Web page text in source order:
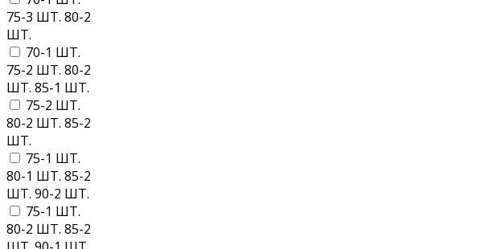
75-3 ШТ. 80-2
ШТ.
70-1 ШТ.
75-2 ШТ. 80-2
ШТ. 85-1 ШТ.
75-2 ШТ.
80-2 ШТ. 85-2
ШТ.
75-1 ШТ.
80-1 ШТ. 85-2
ШТ. 90-2 ШТ.
75-1 ШТ.
80-2 ШТ. 85-2